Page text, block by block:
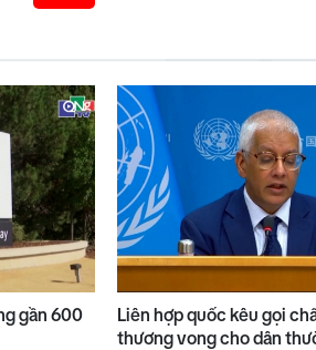
gần 600
Liên hợp quốc kêu gọi
thương vong cho dân